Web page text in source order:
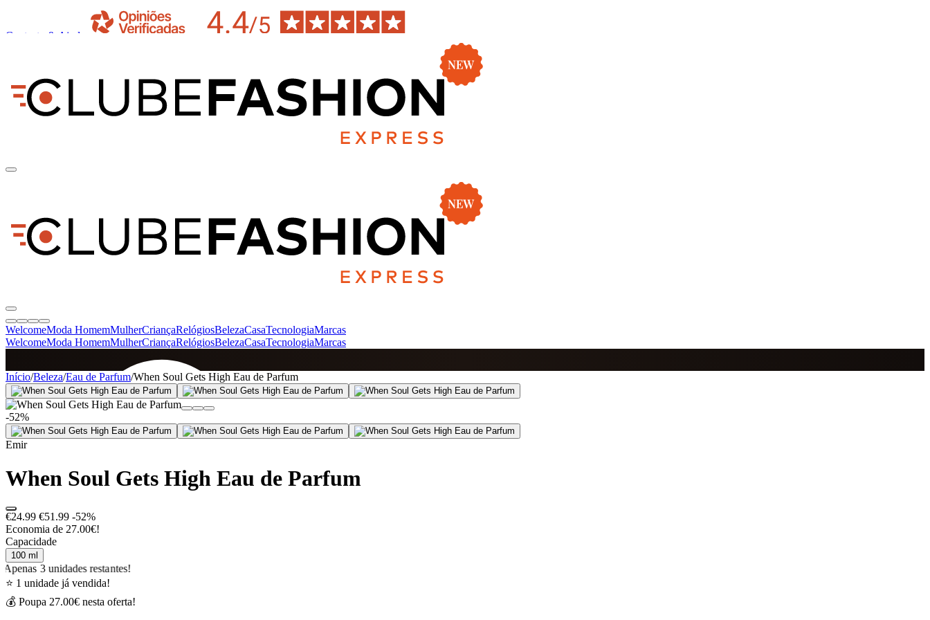
Contacto & Ajuda
WelcomeModa HomemMulherCriançaRelógiosBelezaCasaTecnologiaMarcas
WelcomeModa HomemMulherCriançaRelógiosBelezaCasaTecnologiaMarcas
SINCE 2005
+de 36.000 reviews
Início/Beleza/Eau de Parfum/When Soul Gets High Eau de Parfum
-52%
Emir
When Soul Gets High Eau de Parfum
€24.99 €51.99 -52%
Economia de 27.00€!
Capacidade
100 ml
Apenas 3 unidades restantes!
⭐ 1 unidade já vendida!
💰 Poupa 27.00€ nesta oferta!